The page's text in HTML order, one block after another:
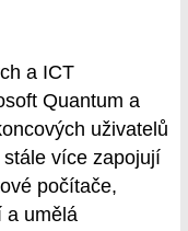
a ICT
Quantum a
uživatelů
více zapojují
počítače,
a umělá